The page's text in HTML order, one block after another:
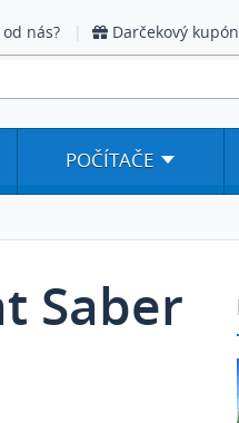
nás? Darčekový kupón
POČÍTAČE
Saber